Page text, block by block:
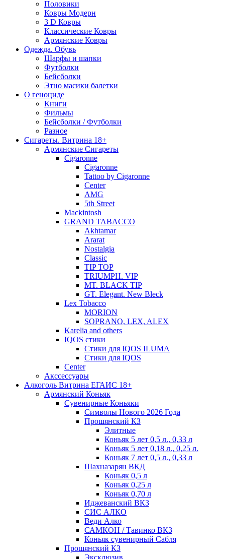
Половики
Ковры Модерн
3 D Ковры
Классические Ковры
Армянские Ковры
Одежда. Обувь
Шарфы и шапки
Футболки
Бейсболки
Этно масики балетки
О геноциде
Книги
Фильмы
Бейсболки / Футболки
Разное
Сигареты. Витрина 18+
Армянские Сигареты
Cigaronne
Cigaronne
Tattoo by Cigaronne
Center
AMG
5th Street
Mackintosh
GRAND TABACCO
Akhtamar
Ararat
Nostalgia
Classic
TIP TOP
TRIUMPH. VIP
MT. BLACK TIP
GT. Elegant. New Bleck
Lex Tobacco
MORION
SOPRANO, LEX, ALEX
Karelia and others
IQOS стики
Стики для IQOS ILUMA
Стики для IQOS
Сenter
Акссессуары
Алкоголь Витрина ЕГАИС 18+
Армянский Коньяк
Сувенирные Коньяки
Символы Нового 2026 Года
Прошянский КЗ
Элитные
Коньяк 5 лет 0,5 л., 0,33 л
Коньяк 5 лет 0,18 л., 0,25 л.
Коньяк 7 лет 0,5 л., 0,33 л
Шахназарян ВКД
Коньяк 0,5 л
Коньяк 0,25 л
Коньяк 0,70 л
Иджеванский ВКЗ
СИС АЛКО
Веди Алко
САМКОН / Тавинко ВКЗ
Коньяк сувенирный Сабля
Прошянский КЗ
Эксклюзив